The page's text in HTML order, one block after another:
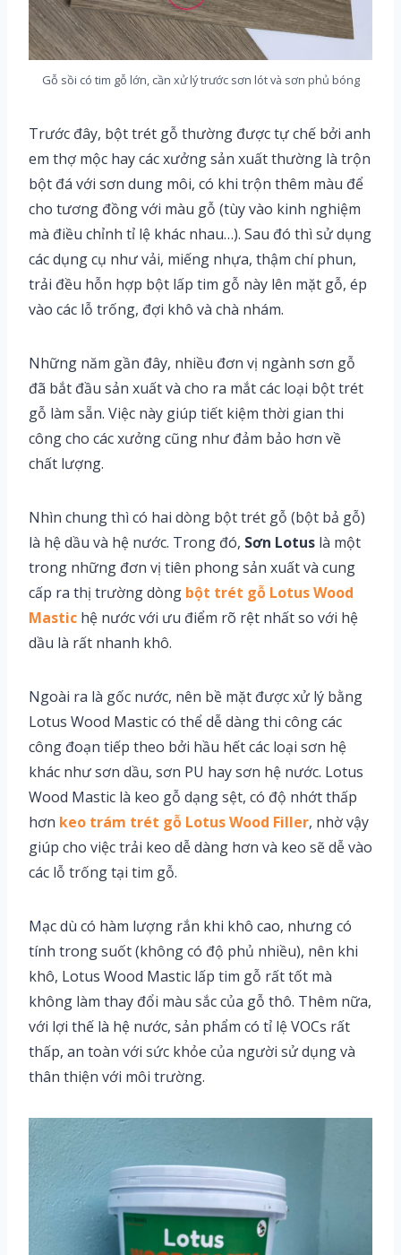
Gỗ sồi có tim gỗ lớn, cần xử lý trước sơn lót và sơn phủ bóng
Trước đây, bột trét gỗ thường được tự chế bởi anh
em thợ mộc hay các xưởng sản xuất thường là trộn
bột đá với sơn dung môi, có khi trộn thêm màu để
cho tương đồng với màu gỗ (tùy vào kinh nghiệm
mà điều chỉnh tỉ lệ khác nhau…). Sau đó thì sử dụng
các dụng cụ như vải, miếng nhựa, thậm chí phun,
trải đều hỗn hợp bột lấp tim gỗ này lên mặt gỗ, ép
vào các lỗ trống, đợi khô và chà nhám.
Những năm gần đây, nhiều đơn vị ngành sơn gỗ
đã bắt đầu sản xuất và cho ra mắt các loại bột trét
gỗ làm sẵn. Việc này giúp tiết kiệm thời gian thi
công cho các xưởng cũng như đảm bảo hơn về
chất lượng.
Nhìn chung thì có hai dòng bột trét gỗ (bột bả gỗ)
là hệ dầu và hệ nước. Trong đó, Sơn Lotus là một
trong những đơn vị tiên phong sản xuất và cung
cấp ra thị trường dòng bột trét gỗ Lotus Wood
Mastic hệ nước với ưu điểm rõ rệt nhất so với hệ
dầu là rất nhanh khô.
Ngoài ra là gốc nước, nên bề mặt được xử lý bằng
Lotus Wood Mastic có thể dễ dàng thi công các
công đoạn tiếp theo bởi hầu hết các loại sơn hệ
khác như sơn dầu, sơn PU hay sơn hệ nước. Lotus
Wood Mastic là keo gỗ dạng sệt, có độ nhớt thấp
hơn keo trám trét gỗ Lotus Wood Filler, nhờ vậy
giúp cho việc trải keo dễ dàng hơn và keo sẽ dễ vào
các lỗ trống tại tim gỗ.
Mạc dù có hàm lượng rắn khi khô cao, nhưng có
tính trong suốt (không có độ phủ nhiều), nên khi
khô, Lotus Wood Mastic lấp tim gỗ rất tốt mà
không làm thay đổi màu sắc của gỗ thô. Thêm nữa,
với lợi thế là hệ nước, sản phẩm có tỉ lệ VOCs rất
thấp, an toàn với sức khỏe của người sử dụng và
thân thiện với môi trường.